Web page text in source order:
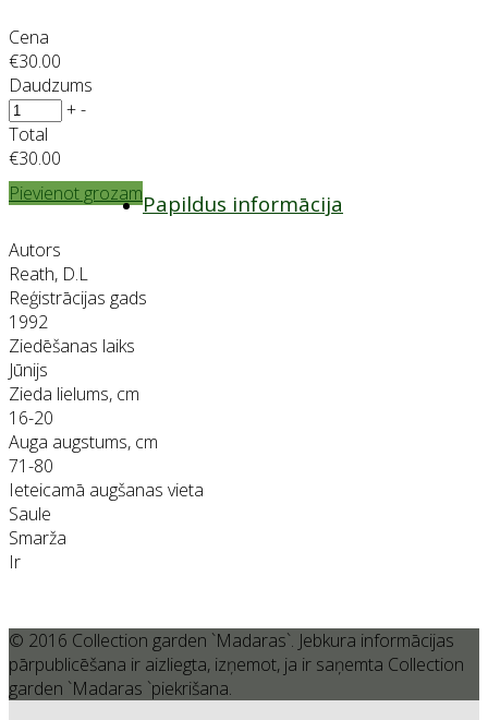
Cena
€30.00
Daudzums
+-
Total
€30.00
Pievienot grozamPapildus informācija
Autors
Reath, D.L
Reģistrācijas gads
1992
Ziedēšanas laiks
Jūnijs
Zieda lielums, cm
16-20
Auga augstums, cm
71-80
Ieteicamā augšanas vieta
Saule
Smarža
Ir
© 2016 Collection garden `Madaras`. Jebkura informācijas
pārpublicēšana ir aizliegta, izņemot, ja ir saņemta Collection
garden `Madaras `piekrišana.